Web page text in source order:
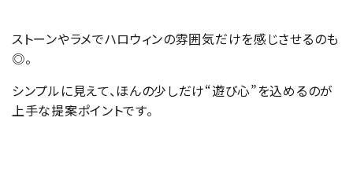
ストーンやラメでハロウィンの雰囲気だけを感じさせるのも
◎。
シンプルに見えて、ほんの少しだけ“遊び心”を込めるのが
上手な提案ポイントです。